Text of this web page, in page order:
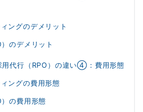
ングのデメリット
のデメリット
用代行（RPO）の違い④：費用形態
ングの費用形態
の費用形態